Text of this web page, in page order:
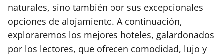
naturales, sino también por sus excepcionales
opciones de alojamiento. A continuación,
exploraremos los mejores hoteles, galardonados
por los lectores, que ofrecen comodidad, lujo y